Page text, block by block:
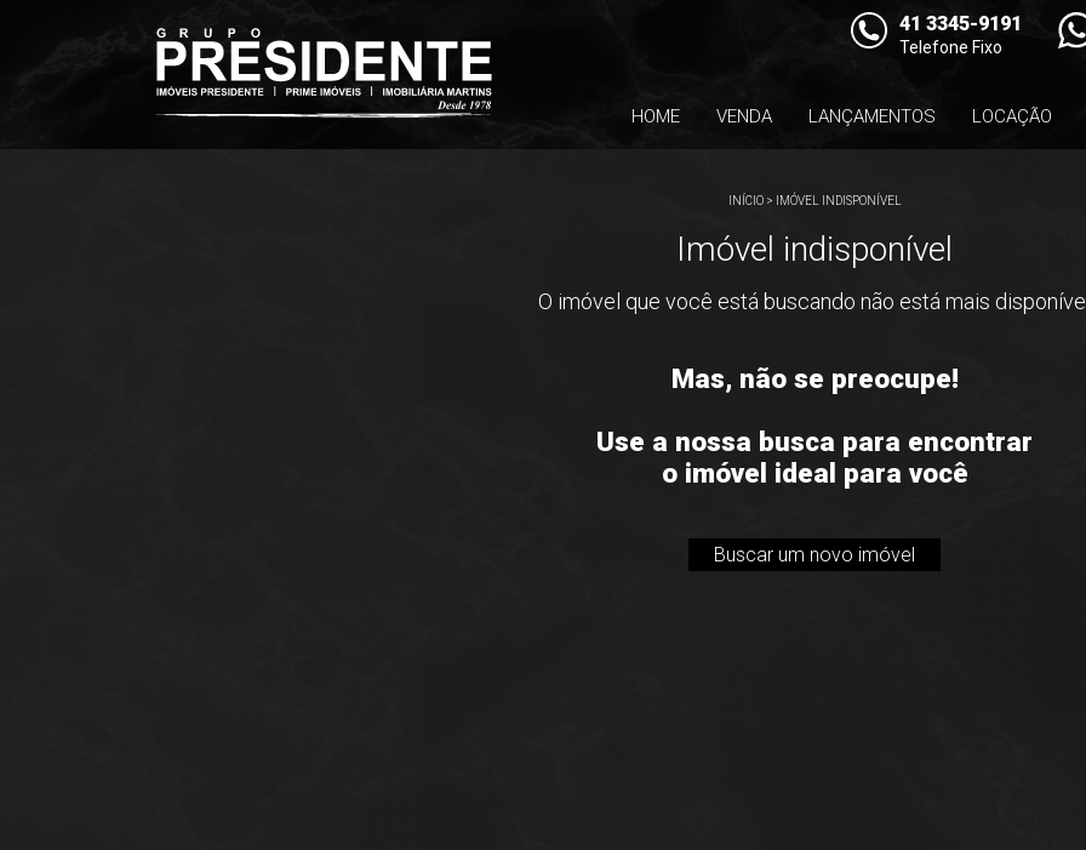
41 3345-9191
Telefone Fixo
HOME VENDA LANÇAMENTOS LOCAÇÃO
INÍCIO> IMÓVEL INDISPONÍVEL
Imóvel indisponível
O imóvel que você está buscando não está mais disponível
Mas, não se preocupe!
Use a nossa busca para encontrar
o imóvel ideal para você
Buscar um novo imóvel